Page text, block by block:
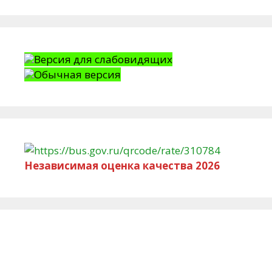
Версия для слабовидящих
Обычная версия
Независимая оценка качества 2026